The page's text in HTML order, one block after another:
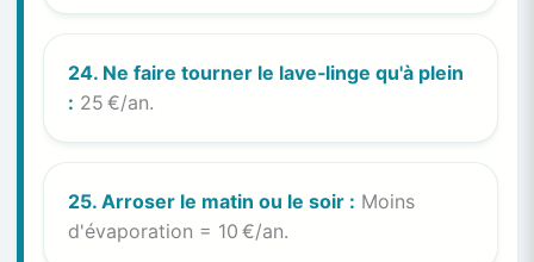
24. Ne faire tourner le lave‑linge qu'à plein
: 25 €/an.
25. Arroser le matin ou le soir : Moins
d'évaporation = 10 €/an.